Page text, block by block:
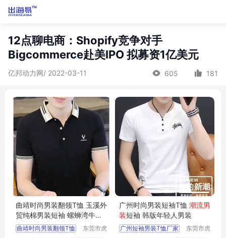
12点聊电商：Shopify竞争对手
Bigcommerce赴美IPO 拟募资1亿美元
亿邦动力网/ 2022-03-11 605 181
曲靖时尚男装翻领T恤 玉溪外
贸纯棉男装短袖 螺蛳湾牛仔
男装长裤
曲靖时尚男装翻领T恤
东莞市虎
广州时尚男装短袖T恤 潮流男
装短袖 韩版年轻人男装
广州短袖男装T恤厂家
东莞市虎